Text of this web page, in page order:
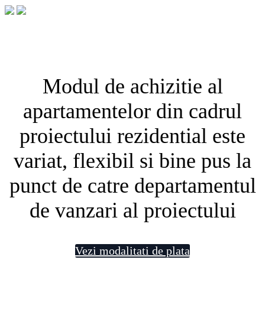
Modul de achizitie al
apartamentelor din cadrul
proiectului rezidential este
variat, flexibil si bine pus la
punct de catre departamentul
de vanzari al proiectului
Vezi modalitati de plata